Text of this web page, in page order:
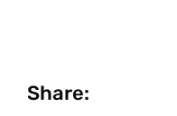
Share: